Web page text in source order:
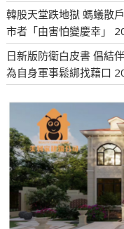
韓股天堂跌地獄 螞蟻散
市者「由害怕變慶幸」
日新版防衛白皮書 倡結
為自身軍事鬆綁找藉口